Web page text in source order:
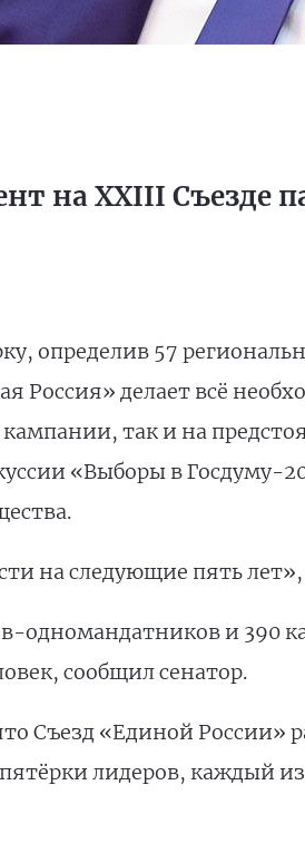
на XXIII Съезде
определив 57
Россия» делает всё
так и на
«Выборы в Госдуму-
на следующие пять
одномандатников и 390
сообщил сенатор.
Съезд «Единой
лидеров, каждый